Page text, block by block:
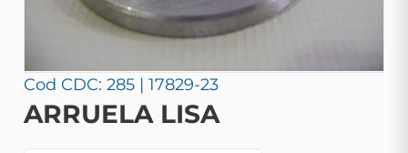
Cod CDC: 285 | 17829-23
ARRUELA LISA